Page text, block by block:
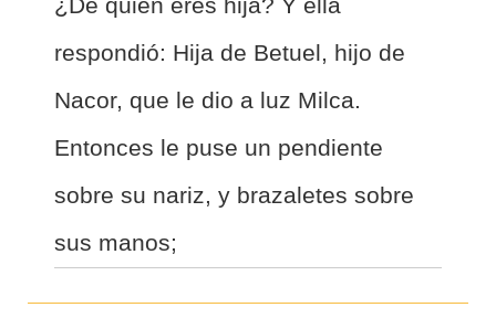
respondió: Hija de Betuel, hijo de
Nacor, que le dio a luz Milca.
Entonces le puse un pendiente
sobre su nariz, y brazaletes sobre
sus manos;